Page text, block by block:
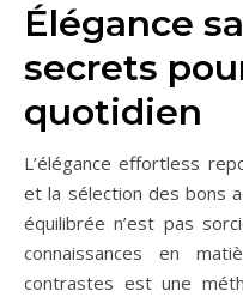
Élégance
secrets
quotidien
L’élégance effortless
et la sélection des bons
équilibrée n’est pas
connaissances en
contrastes est une